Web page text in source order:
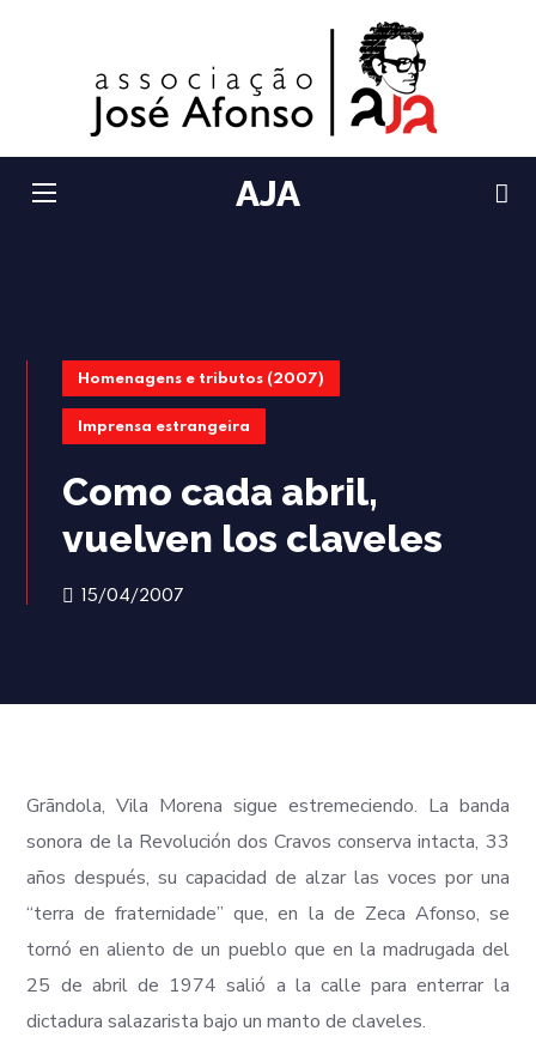
AJA
Homenagens e tributos (2007)
Imprensa estrangeira
Como cada abril,
vuelven los claveles
15/04/2007
Grãndola, Vila Morena sigue estremeciendo. La banda
sonora de la Revolución dos Cravos conserva intacta, 33
años después, su capacidad de alzar las voces por una
“terra de fraternidade” que, en la de Zeca Afonso, se
tornó en aliento de un pueblo que en la madrugada del
25 de abril de 1974 salió a la calle para enterrar la
dictadura salazarista bajo un manto de claveles.